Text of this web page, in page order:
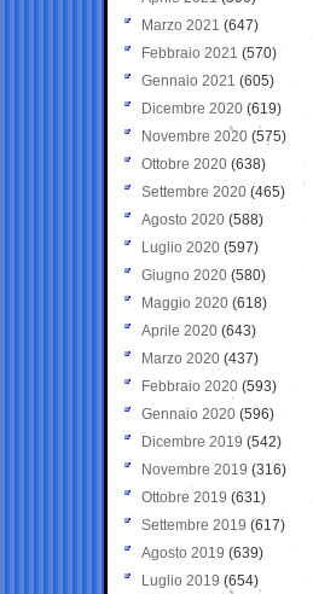
Marzo 2021 (647)
Febbraio 2021 (570)
Gennaio 2021 (605)
Dicembre 2020 (619)
Novembre 2020 (575)
Ottobre 2020 (638)
Settembre 2020(465)
Agosto 2020 (588)
Luglio 2020 (597)
Giugno 2020 (580)
Maggio 2020 (618)
Aprile 2020 (643)
Marzo 2020 (437)
Febbraio 2020 (593)
Gennaio 2020 (596)
Dicembre 2019 (542)
Novembre 2019 (316)
Ottobre 2019 (631)
Settembre 2019 (617)
Agosto 2019 (639)
Luglio 2019 (654)